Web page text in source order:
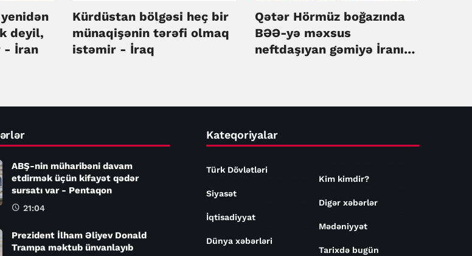
yenidən
deyil,
- İran
Kürdüstan bölgəsi heç bir
münaqişənin tərəfi olmaq
istəmir - İraq
Qətər Hörmüz boğazında
BƏƏ-yə məxsus
neftdaşıyan gəmiyə İranın
ABŞ-nin müharibəni davam
etdirmək üçün kifayət qədər
sursatı var - Pentaqon
21:04
Prezident İlham Əliyev Donald
Trampa məktub ünvanlayıb
Kateqoriyalar
Türk Dövlətləri
Siyasət
İqtisadiyyat
Dünya xəbərləri
Kim kimdir?
Digər xəbərlər
Mədəniyyət
Tarixdə bugün